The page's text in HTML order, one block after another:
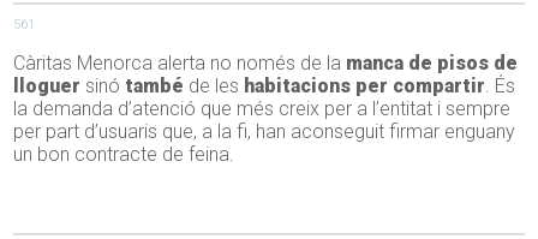
561
Càritas Menorca alerta no només de la manca de pisos de
lloguer sinó també de les habitacions per compartir. És
la demanda d’atenció que més creix per a l’entitat i sempre
per part d’usuaris que, a la fi, han aconseguit firmar enguany
un bon contracte de feina.